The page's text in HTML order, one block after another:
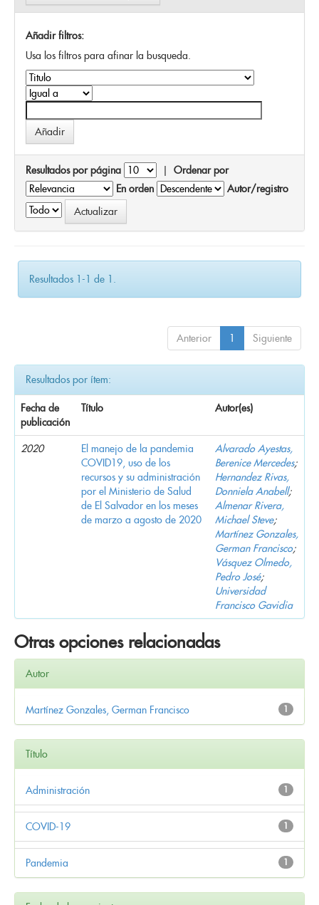
Añadir filtros:
Usa los filtros para afinar la busqueda.
Resultados por página | Ordenar por
En orden
Autor/registro
Resultados 1-1 de 1.
Anterior 1 Siguiente
Resultados por ítem:
Fecha de
publicación
Título Autor(es)
2020
El manejo de la pandemia
COVID19, uso de los
recursos y su administración
por el Ministerio de Salud
de El Salvador en los meses
de marzo a agosto de 2020
Alvarado Ayestas,
Berenice Mercedes;
Hernandez Rivas,
Donniela Anabell;
Almenar Rivera,
Michael Steve;
Martínez Gonzales,
German Francisco;
Vásquez Olmedo,
Pedro José;
Universidad
Francisco Gavidia
Otras opciones relacionadas
Autor
1
Martínez Gonzales, German Francisco
Título
1
Administración
1
COVID-19
1
Pandemia